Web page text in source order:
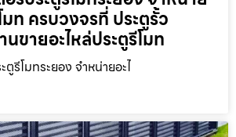
มท ครบวงจรที่ ประตูรั้ว
ขายอะไหล่ประตูรีโมท
รีโมทระยอง จำหน่ายอะไ